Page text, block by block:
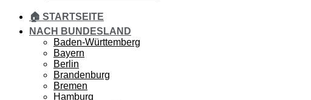
🏠 STARTSEITE
NACH BUNDESLAND
Baden-Württemberg
Bayern
Berlin
Brandenburg
Bremen
Hamburg